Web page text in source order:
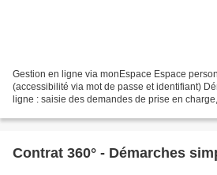
Gestion en ligne via monEspace Espace
(accessibilité via mot de passe et identifiant)
ligne : saisie des demandes de prise en
Contrat 360° - Démarches